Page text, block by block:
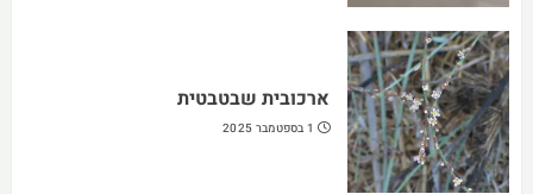
ארכובית שבטבטית
1 בספטמבר 2025